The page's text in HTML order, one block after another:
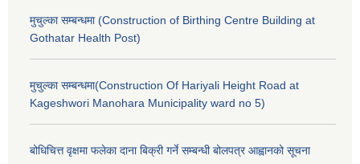
मुचुल्का सम्बन्धमा (Construction of Birthing Centre Building at
Gothatar Health Post)
मुचुल्का सम्बन्धमा(Construction Of Hariyali Height Road at
Kageshwori Manohara Municipality ward no 5)
बोधिचित्त वृक्षमा फलेका दाना बिक्री गर्ने सम्बन्धी बोलपत्र आह्वानको सूचना